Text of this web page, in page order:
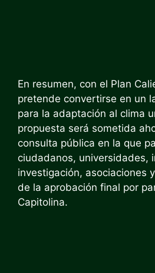
En resumen, con el Plan
pretende convertirse en un
para la adaptación al clima
propuesta será sometida
consulta pública en la que
ciudadanos, universidades,
investigación, asociaciones
de la aprobación final por
Capitolina.